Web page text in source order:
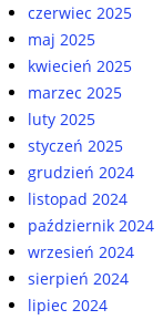
czerwiec 2025
maj 2025
kwiecień 2025
marzec 2025
luty 2025
styczeń 2025
grudzień 2024
listopad 2024
październik 2024
wrzesień 2024
sierpień 2024
lipiec 2024